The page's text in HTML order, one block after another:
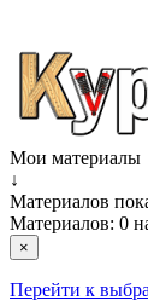
Мои материалы
↓
Материалов
Материалов: 0
×
Перейти к